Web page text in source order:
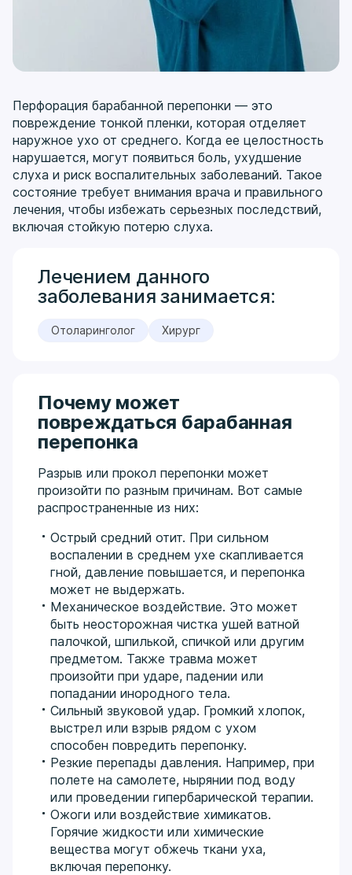
Перфорация барабанной перепонки — это
повреждение тонкой пленки, которая отделяет
наружное ухо от среднего. Когда ее целостность
нарушается, могут появиться боль, ухудшение
слуха и риск воспалительных заболеваний. Такое
состояние требует внимания врача и правильного
лечения, чтобы избежать серьезных последствий,
включая стойкую потерю слуха.
Лечением данного
заболевания занимается:
Отоларинголог Хирург
Почему может
повреждаться барабанная
перепонка
Разрыв или прокол перепонки может
произойти по разным причинам. Вот самые
распространенные из них:
Острый средний отит. При сильном
воспалении в среднем ухе скапливается
гной, давление повышается, и перепонка
может не выдержать.
Механическое воздействие. Это может
быть неосторожная чистка ушей ватной
палочкой, шпилькой, спичкой или другим
предметом. Также травма может
произойти при ударе, падении или
попадании инородного тела.
Сильный звуковой удар. Громкий хлопок,
выстрел или взрыв рядом с ухом
способен повредить перепонку.
Резкие перепады давления. Например, при
полете на самолете, нырянии под воду
или проведении гипербарической терапии.
Ожоги или воздействие химикатов.
Горячие жидкости или химические
вещества могут обжечь ткани уха,
включая перепонку.